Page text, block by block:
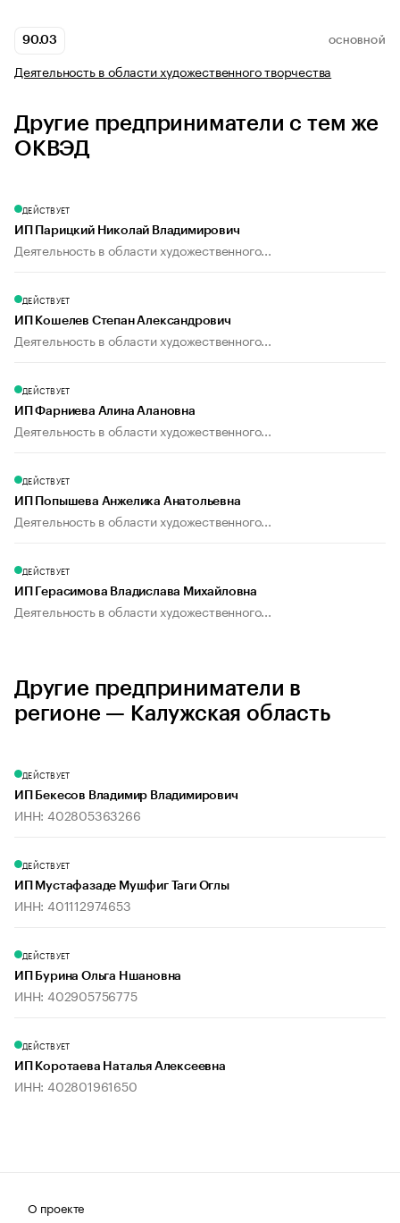
90.03 ОСНОВНОЙ
Деятельность в области художественного творчества
Другие предприниматели с тем же
ОКВЭД
ДЕЙСТВУЕТ
ИП Парицкий Николай Владимирович
Деятельность в области художественного...
ДЕЙСТВУЕТ
ИП Кошелев Степан Александрович
Деятельность в области художественного...
ДЕЙСТВУЕТ
ИП Фарниева Алина Алановна
Деятельность в области художественного...
ДЕЙСТВУЕТ
ИП Попышева Анжелика Анатольевна
Деятельность в области художественного...
ДЕЙСТВУЕТ
ИП Герасимова Владислава Михайловна
Деятельность в области художественного...
Другие предприниматели в
регионе — Калужская область
ДЕЙСТВУЕТ
ИП Бекесов Владимир Владимирович
ИНН: 402805363266
ДЕЙСТВУЕТ
ИП Мустафазаде Мушфиг Таги Оглы
ИНН: 401112974653
ДЕЙСТВУЕТ
ИП Бурина Ольга Ншановна
ИНН: 402905756775
ДЕЙСТВУЕТ
ИП Коротаева Наталья Алексеевна
ИНН: 402801961650
О проекте